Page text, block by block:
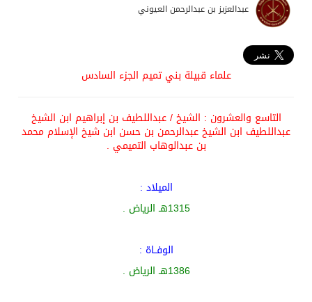
عبدالعزيز بن عبدالرحمن العيوني
علماء قبيلة بني تميم الجزء السادس
التاسع والعشرون : الشيخ/عبداللطيف بن إبراهيم ابن الشيخ
عبداللطيف ابن الشيخ عبدالرحمن بن حسن ابن شيخ الإسلام محمد
بن عبدالوهاب التميمي .
الميلاد :
1315هـ الرياض .
الوفــاة :
1386هـ الرياض .